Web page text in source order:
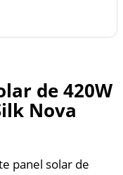
de 420W
Nova
panel solar de